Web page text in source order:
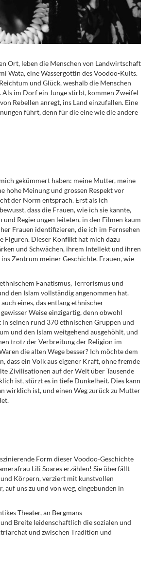
Ort, leben die Menschen von Landwirtschaft
Wata, eine Wassergöttin des Voodoo-Kults.
und Glück, weshalb die Menschen
im Dorf ein Junge stirbt, kommen Zweifel
Rebellen anregt, ins Land einzufallen. Eine
führt, denn für die eine wie die andere
gekümmert haben: meine Mutter, meine
hohe Meinung und grossen Respekt vor
der Norm entsprach. Erst als ich
dass die Frauen, wie ich sie kannte,
Regierungen leiteten, in den Filmen kaum
Frauen identifizieren, die ich im Fernsehen
Figuren. Dieser Konflikt hat mich dazu
und Schwächen, ihrem Intellekt und ihren
Zentrum meiner Geschichte. Frauen, wie
Fanatismus, Terrorismus und
den Islam vollständig angenommen hat.
eines, das entlang ethnischer
Weise einzigartig, denn obwohl
seinen rund 370 ethnischen Gruppen und
und den Islam weitgehend ausgehöhlt, und
trotz der Verbreitung der Religion im
die alten Wege besser? Ich möchte dem
dass ein Volk aus eigener Kraft, ohne fremde
Zivilisationen auf der Welt über Tausende
ist, stürzt es in tiefe Dunkelheit. Dies kann
wirklich ist, und einen Weg zurück zu Mutter
Form dieser Voodoo-Geschichte
Lili Soares erzählen! Sie überfällt
Körpern, verziert mit kunstvollen
auf uns zu und von weg, eingebunden in
Theater, an Bergmans
Breite leidenschaftlich die sozialen und
und zwischen Tradition und